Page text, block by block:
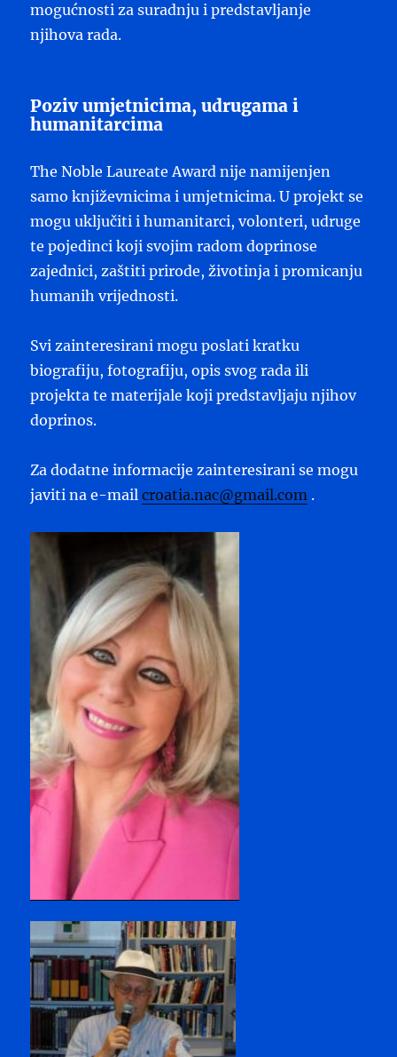
mogućnosti za suradnju i predstavljanje
njihova rada.
Poziv umjetnicima, udrugama i
humanitarcima
The Noble Laureate Award nije namijenjen
samo književnicima i umjetnicima. U projekt se
mogu uključiti i humanitarci, volonteri, udruge
te pojedinci koji svojim radom doprinose
zajednici, zaštiti prirode, životinja i promicanju
humanih vrijednosti.
Svi zainteresirani mogu poslati kratku
biografiju, fotografiju, opis svog rada ili
projekta te materijale koji predstavljaju njihov
doprinos.
Za dodatne informacije zainteresirani se mogu
javiti na e-mailcroatia.nac@gmail.com .